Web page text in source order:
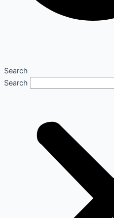
Search
Search